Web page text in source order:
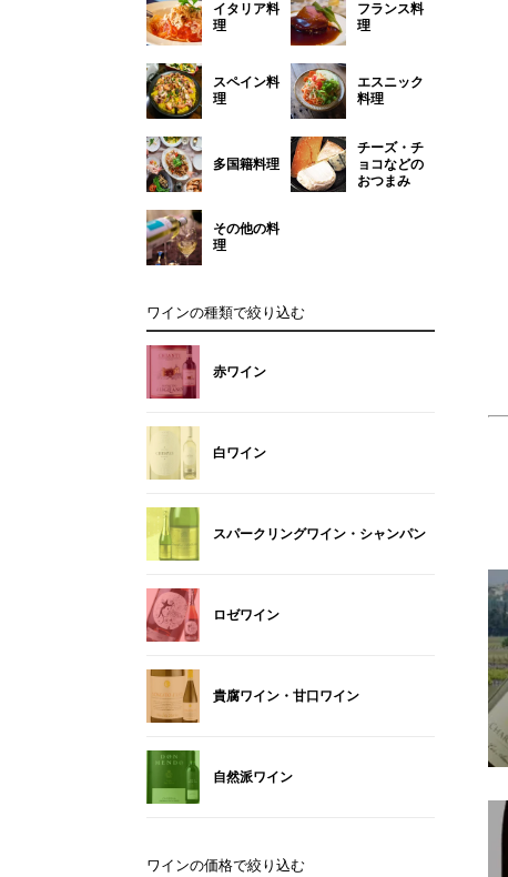
イタリア料
理
フランス料
理
スペイン料
理
エスニック
料理
多国籍料理
チーズ・チ
ョコなどの
おつまみ
その他の料
理
ワインの種類で絞り込む
赤ワイン
白ワイン
スパークリングワイン・シャンパン
ロゼワイン
貴腐ワイン・甘口ワイン
自然派ワイン
ワインの価格で絞り込む